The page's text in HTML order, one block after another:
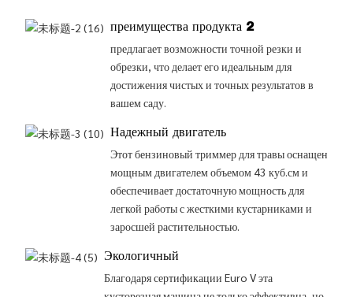
преимущества продукта 2
предлагает возможности точной резки и
обрезки, что делает его идеальным для
достижения чистых и точных результатов в
вашем саду.
Надежный двигатель
Этот бензиновый триммер для травы оснащен
мощным двигателем объемом 43 куб.см и
обеспечивает достаточную мощность для
легкой работы с жесткими кустарниками и
заросшей растительностью.
Экологичный
Благодаря сертификации Euro V эта